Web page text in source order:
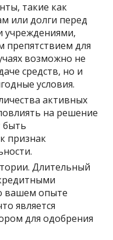
такие как
или долги перед
учреждениями,
препятствием для
возможно не
средств, но и
условия.
активных
на решение
быть
признак
Длительный
вашем опыте
является
для одобрения